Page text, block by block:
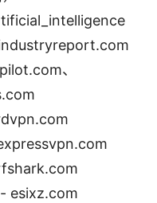
、
esixz.com